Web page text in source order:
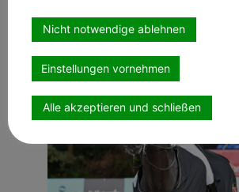
zehnten Platz (7,62).
Nicht notwendige ablehnen
Einstellungen vornehmen
Alle akzeptieren und schließen